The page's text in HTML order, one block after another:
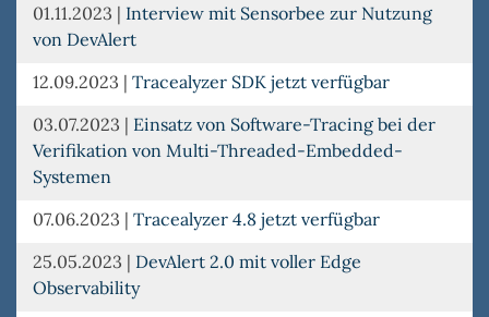
01.11.2023 | Interview mit Sensorbee zur Nutzung
von DevAlert
12.09.2023 | Tracealyzer SDK jetzt verfügbar
03.07.2023 | Einsatz von Software-Tracing bei der
Verifikation von Multi-Threaded-Embedded-
Systemen
07.06.2023 | Tracealyzer 4.8 jetzt verfügbar
25.05.2023 | DevAlert 2.0 mit voller Edge
Observability